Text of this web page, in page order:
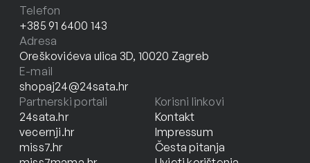
Telefon
+385 91 6400 143
Adresa
Oreškovićeva ulica 3D, 10020 Zagreb
E-mail
shopaj24@24sata.hr
Partnerski portali
24sata.hr
vecernji.hr
miss7.hr
Korisni linkovi
Kontakt
Impressum
Česta pitanja